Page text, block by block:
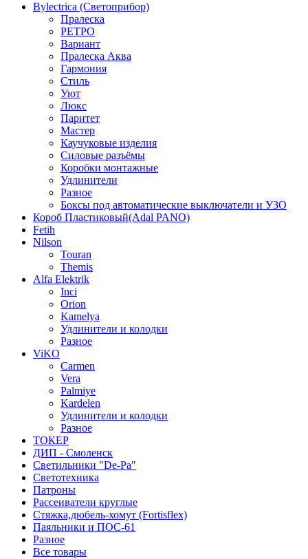
Bylectrica (Светоприбор)
Пралеска
РЕТРО
Вариант
Пралеска Аква
Гармония
Стиль
Уют
Люкс
Паритет
Мастер
Каучуковые изделия
Силовые разъёмы
Коробки монтажные
Удлинители
Разное
Боксы под автоматические выключатели и УЗО
Короб Пластиковый(Adal PANO)
Fetih
Nilson
Touran
Themis
Alfa Elektrik
Inci
Orion
Kamelya
Удлинители и колодки
Разное
ViKO
Carmen
Vera
Palmiye
Kardelen
Удлинители и колодки
Разное
ТОКЕР
ДИП - Смоленск
Светильники "De-Pa"
Светотехника
Патроны
Рассеиватели круглые
Стяжка,дюбель-хомут (Fortisflex)
Паяльники и ПОС-61
Разное
Все товары